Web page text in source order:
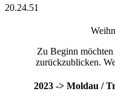
Zu Beginn
zurückzublicken.
2023 -> Moldau /